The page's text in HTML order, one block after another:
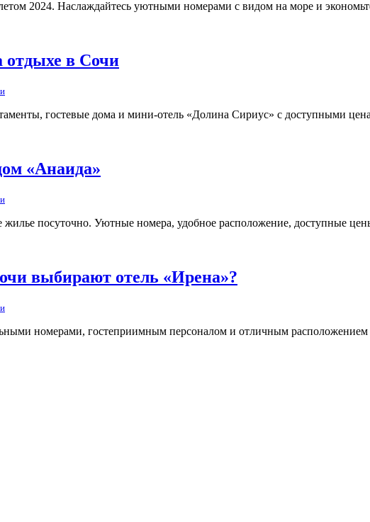
2024. Наслаждайтесь уютными номерами с видом на море и
отдыхе в Сочи
гостевые дома и мини-отель «Долина Сириус» с доступными
«Анаида»
жилье посуточно. Уютные номера, удобное расположение, доступные
выбирают отель «Ирена»?
номерами, гостеприимным персоналом и отличным расположением